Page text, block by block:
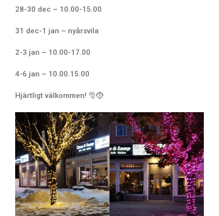
28-30 dec – 10.00-15.00
31 dec-1 jan – nyårsvila
2-3 jan – 10.00-17.00
4-6 jan – 10.00.15.00
Hjärtligt välkommen! 🎅🤶